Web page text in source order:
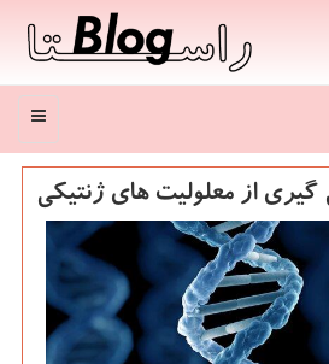
منو
از معلولیت های ژنتیكی